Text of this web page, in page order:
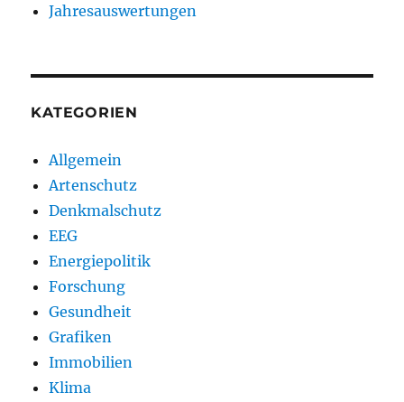
Jahresauswertungen
KATEGORIEN
Allgemein
Artenschutz
Denkmalschutz
EEG
Energiepolitik
Forschung
Gesundheit
Grafiken
Immobilien
Klima